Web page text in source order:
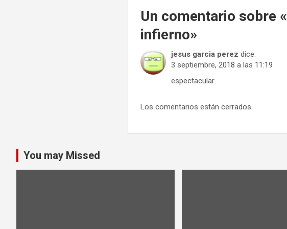
Un comentario sobre «
infierno»
jesus garcia perez dice:
3 septiembre, 2018 a las 11:19
espectacular
Los comentarios están cerrados.
You may Missed